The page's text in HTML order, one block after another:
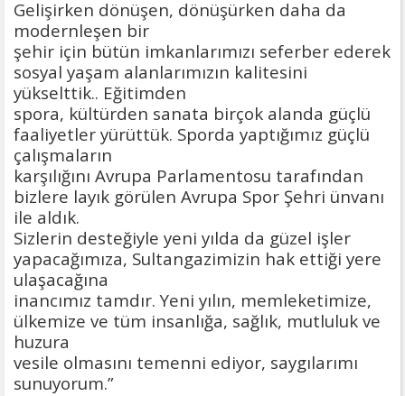
Gelişirken dönüşen, dönüşürken daha da
modernleşen bir
şehir için bütün imkanlarımızı seferber ederek
sosyal yaşam alanlarımızın kalitesini
yükselttik.. Eğitimden
spora, kültürden sanata birçok alanda güçlü
faaliyetler yürüttük. Sporda yaptığımız güçlü
çalışmaların
karşılığını Avrupa Parlamentosu tarafından
bizlere layık görülen Avrupa Spor Şehri ünvanı
ile aldık.
Sizlerin desteğiyle yeni yılda da güzel işler
yapacağımıza, Sultangazimizin hak ettiği yere
ulaşacağına
inancımız tamdır. Yeni yılın, memleketimize,
ülkemize ve tüm insanlığa, sağlık, mutluluk ve
huzura
vesile olmasını temenni ediyor, saygılarımı
sunuyorum.”